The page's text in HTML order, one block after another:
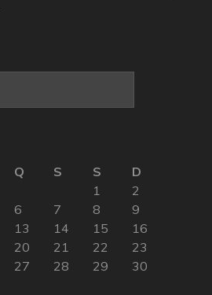
Q S S
D
1
2
6 7 8
9
13 14 15
16
20 21 22
23
27 28 29
30